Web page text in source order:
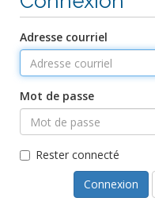
Adresse courriel
Mot de passe
Rester connecté